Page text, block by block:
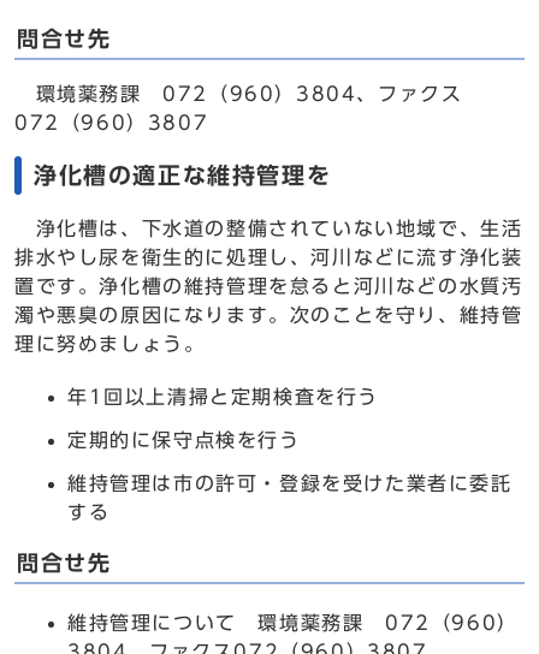
問合せ先
環境薬務課 072（960）3804、ファクス
072（960）3807
浄化槽の適正な維持管理を
浄化槽は、下水道の整備されていない地域で、生活
排水やし尿を衛生的に処理し、河川などに流す浄化装
置です。浄化槽の維持管理を怠ると河川などの水質汚
濁や悪臭の原因になります。次のことを守り、維持管
理に努めましょう。
年1回以上清掃と定期検査を行う
定期的に保守点検を行う
維持管理は市の許可・登録を受けた業者に委託
する
問合せ先
維持管理について 環境薬務課 072（960）